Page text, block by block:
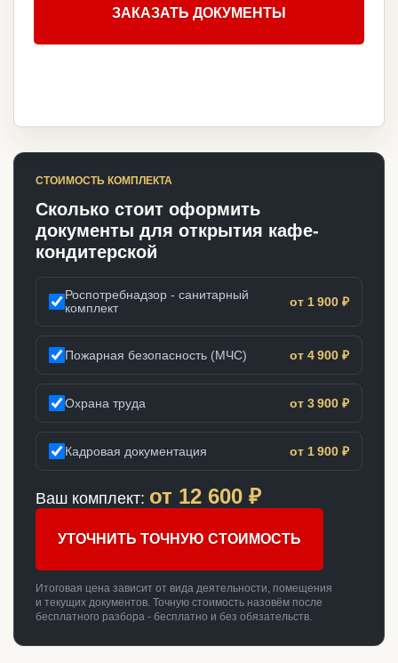
ЗАКАЗАТЬ ДОКУМЕНТЫ
СТОИМОСТЬ КОМПЛЕКТА
Сколько стоит оформить
документы для открытия кафе-
кондитерской
Роспотребнадзор - санитарный
комплект
от 1 900 ₽
Пожарная безопасность (МЧС) от 4 900 ₽
Охрана труда от 3 900 ₽
Кадровая документация от 1 900 ₽
Ваш комплект: от 12 600 ₽
УТОЧНИТЬ ТОЧНУЮ СТОИМОСТЬ
Итоговая цена зависит от вида деятельности, помещения
и текущих документов. Точную стоимость назовём после
бесплатного разбора - бесплатно и без обязательств.